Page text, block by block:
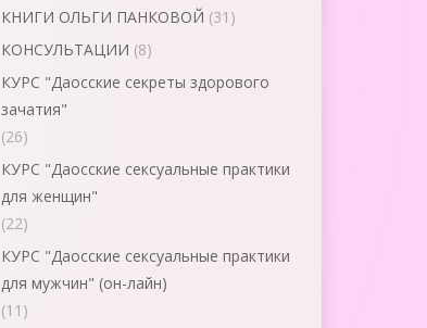
КНИГИ ОЛЬГИ ПАНКОВОЙ (31)
КОНСУЛЬТАЦИИ (8)
КУРС "Даосские секреты здорового
зачатия"
(26)
КУРС "Даосские сексуальные практики
для женщин"
(22)
КУРС "Даосские сексуальные практики
для мужчин" (он-лайн)
(11)